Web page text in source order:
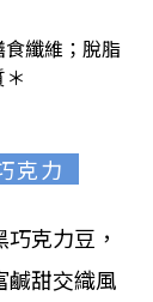
纖維；脫脂
克力
克力豆，
鹹甜交織風